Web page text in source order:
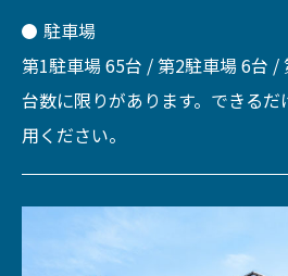
駐車場
第1駐車場 65台 / 第2駐車場 6台
台数に限りがあります。できる
用ください。